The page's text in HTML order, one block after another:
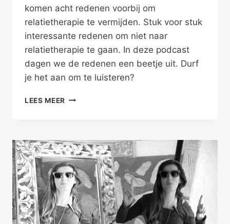
komen acht redenen voorbij om
relatietherapie te vermijden. Stuk voor stuk
interessante redenen om niet naar
relatietherapie te gaan. In deze podcast
dagen we de redenen een beetje uit. Durf
je het aan om te luisteren?
LEES MEER NIET